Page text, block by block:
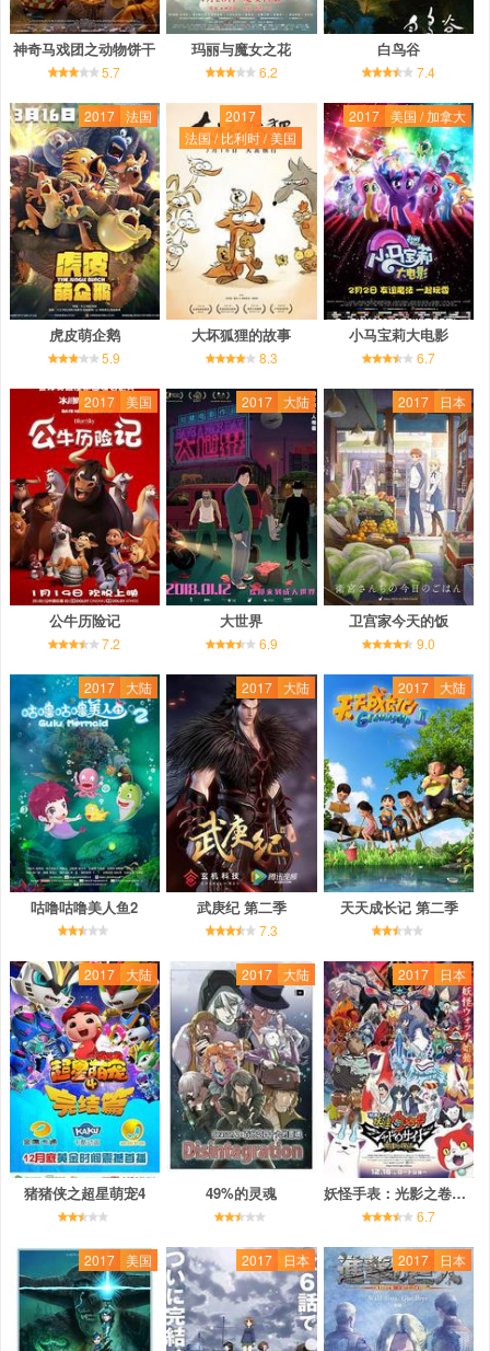
神奇马戏团之动物饼干
5.7
玛丽与魔女之花
6.2
白鸟谷
7.4
2017 法国
虎皮萌企鹅
5.9
2017
法国 / 比利时 / 美国
大坏狐狸的故事
8.3
2017 美国 / 加拿大
小马宝莉大电影
6.7
2017 美国
公牛历险记
7.2
2017 大陆
大世界
6.9
2017 日本
卫宫家今天的饭
9.0
2017 大陆
咕噜咕噜美人鱼2
2017 大陆
武庚纪 第二季
7.3
2017 大陆
天天成长记 第二季
2017 大陆
猪猪侠之超星萌宠4
2017 大陆
49%的灵魂
2017 日本
妖怪手表：光影之卷之鬼王复活
6.7
2017 美国 2017 日本 2017 日本